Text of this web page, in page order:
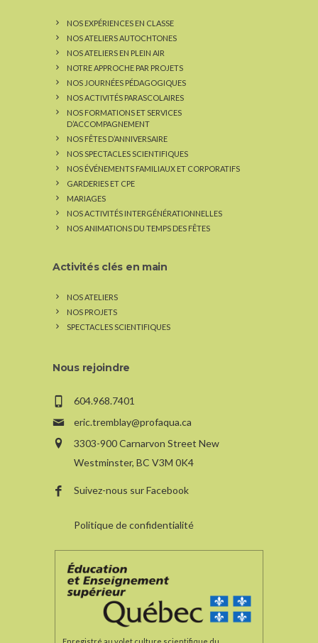
NOS EXPÉRIENCES EN CLASSE
NOS ATELIERS AUTOCHTONES
NOS ATELIERS EN PLEIN AIR
NOTRE APPROCHE PAR PROJETS
NOS JOURNÉES PÉDAGOGIQUES
NOS ACTIVITÉS PARASCOLAIRES
NOS FORMATIONS ET SERVICES
D’ACCOMPAGNEMENT
NOS FÊTES D’ANNIVERSAIRE
NOS SPECTACLES SCIENTIFIQUES
NOS ÉVÉNEMENTS FAMILIAUX ET CORPORATIFS
GARDERIES ET CPE
MARIAGES
NOS ACTIVITÉS INTERGÉNÉRATIONNELLES
NOS ANIMATIONS DU TEMPS DES FÊTES
Activités clés en main
NOS ATELIERS
NOS PROJETS
SPECTACLES SCIENTIFIQUES
Nous rejoindre
604.968.7401
eric.tremblay@profaqua.ca
3303-900 Carnarvon Street New
Westminster, BC V3M 0K4
Suivez-nous sur Facebook
Politique de confidentialité
Enregistré au volet culture scientifique du